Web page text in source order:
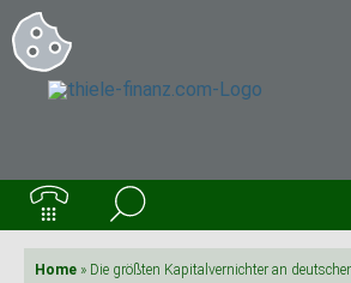
Home » Die größten Kapitalvernichter an